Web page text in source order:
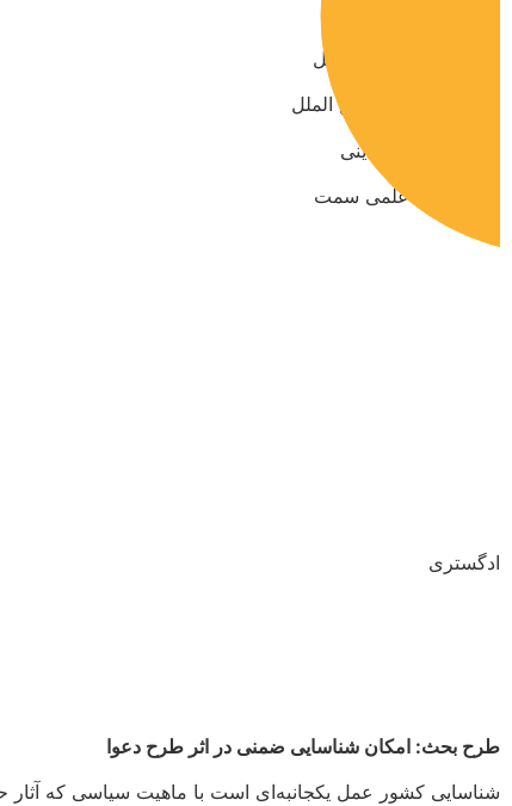
دکتر علیرضا ابراهیم گل
پژوهشگر حقوق بین الملل
دکتر عبدالله عابدینی
عضو هیئت علمی سمت
ادگستری
طرح بحث: امکان شناسایی ضمنی در اثر طرح دعوا
شناسایی کشور عمل یکجانبه‌ای است با ماهیت سیاسی که آثار